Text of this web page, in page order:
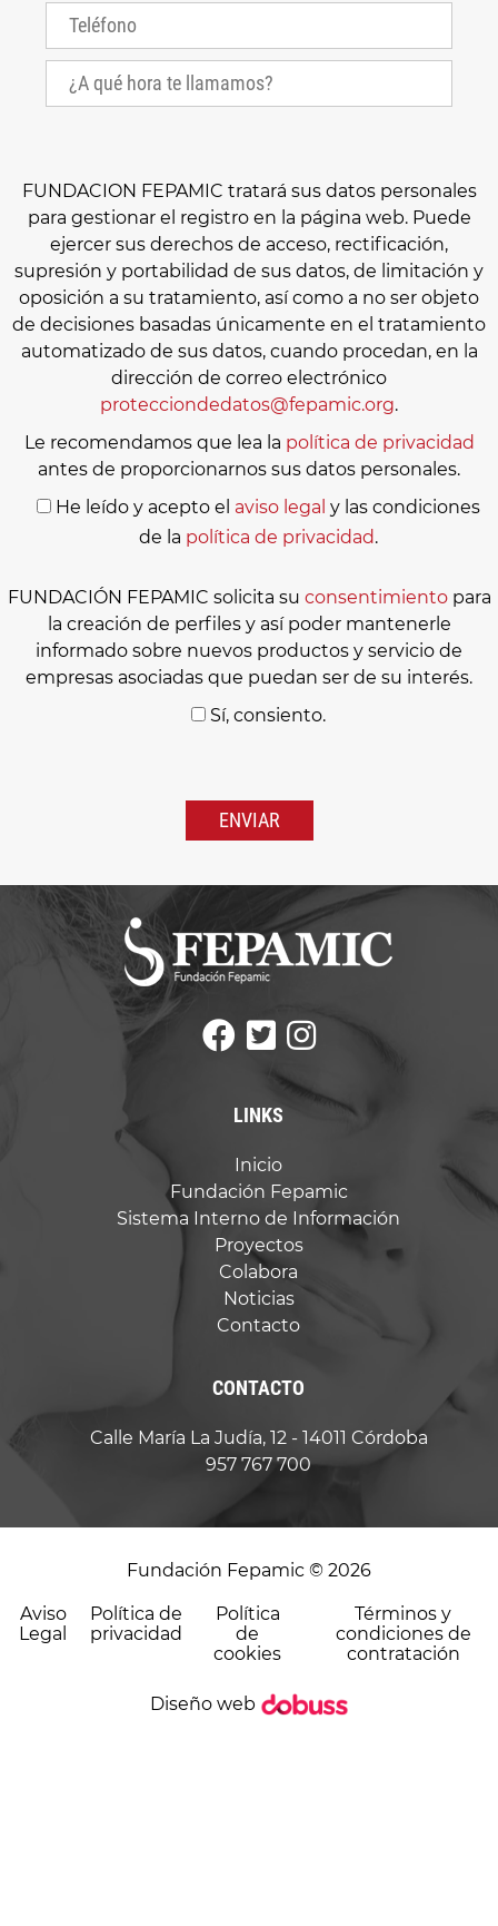
FUNDACION FEPAMIC tratará sus datos personales
para gestionar el registro en la página web. Puede
ejercer sus derechos de acceso, rectificación,
supresión y portabilidad de sus datos, de limitación y
oposición a su tratamiento, así como a no ser objeto
de decisiones basadas únicamente en el tratamiento
automatizado de sus datos, cuando procedan, en la
dirección de correo electrónico
protecciondedatos@fepamic.org.
Le recomendamos que lea la política de privacidad
antes de proporcionarnos sus datos personales.
He leído y acepto el aviso legal y las condiciones
de la política de privacidad.
FUNDACIÓN FEPAMIC solicita su consentimientopara
la creación de perfiles y así poder mantenerle
informado sobre nuevos productos y servicio de
empresas asociadas que puedan ser de su interés.
Sí, consiento.
favor,
deja
campo
vacío.
LINKS
Inicio
Fundación Fepamic
Sistema Interno de Información
Proyectos
Colabora
Noticias
Contacto
CONTACTO
Calle María La Judía, 12 - 14011 Córdoba
957 767 700
Fundación Fepamic © 2026
Aviso
Legal
Política de
privacidad
Política
de
cookies
Términos y
condiciones de
contratación
Diseño web